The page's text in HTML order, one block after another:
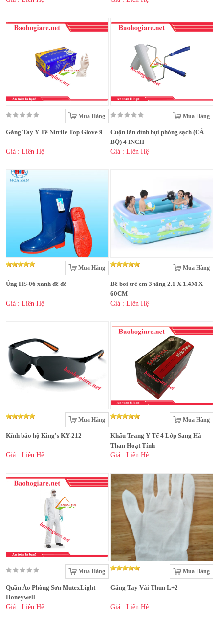
Mua Hàng
Găng Tay Y Tế Nitrile Top Glove 9
Giá : Liên Hệ
Mua Hàng
Cuộn lăn dính bụi phòng sạch (CẢ
BỘ) 4 INCH
Giá : Liên Hệ
Mua Hàng
Ủng HS-06 xanh đế đỏ
Giá : Liên Hệ
Mua Hàng
Bể bơi trẻ em 3 tầng 2.1 X 1.4M X
60CM
Giá : Liên Hệ
Mua Hàng
Kính bảo hộ King's KY-212
Giá : Liên Hệ
Mua Hàng
Khẩu Trang Y Tế 4 Lớp Sang Hà
Than Hoạt Tính
Giá : Liên Hệ
Mua Hàng
Quần Áo Phòng Sơn MutexLight
Honeywell
Giá : Liên Hệ
Mua Hàng
Găng Tay Vải Thun L+2
Giá : Liên Hệ